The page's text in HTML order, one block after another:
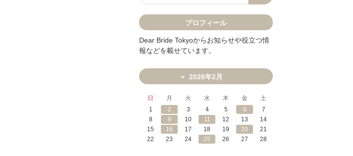
プロフィール
Dear Bride Tokyoからお知らせや役立つ情
報などを載せています。
« 2026年2月
日 月 火 水 木 金
土
1
2 3 4 5 6
7
8
9 10 11 12 13
14
15
16 17 18 19 20
21
22
23 24 25 26 27 28